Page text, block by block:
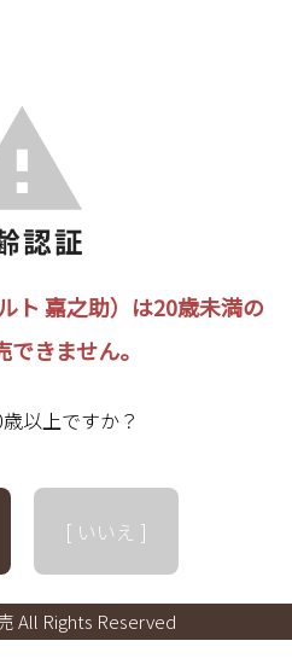
ト 嘉之助）は20歳未満の
きません。
以上ですか？
[ いいえ ]
All Rights Reserved